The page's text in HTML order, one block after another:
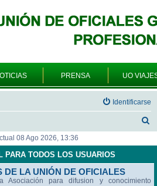
PRENSA UO
Identificarse
c
08 Ago 2026, 13:36
PARA TODOS LOS USUARIOS
DE LA UNIÓN DE OFICIALES
Asociación para difusion y conocimiento